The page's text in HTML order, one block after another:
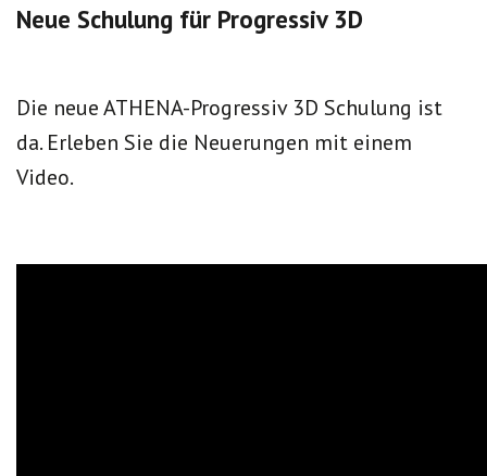
Neue Schulung für Progressiv 3D
Die neue ATHENA-Progressiv 3D Schulung ist
da. Erleben Sie die Neuerungen mit einem
Video.